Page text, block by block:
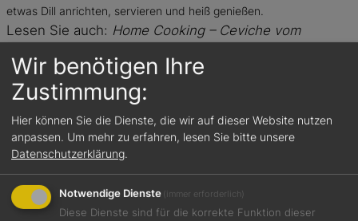
etwas Dill anrichten, servieren und heiß genießen.
Lesen Sie auch: Home Cooking – Ceviche vom
von Bobby Bräuer
Das könnte Sie auch
interessieren:
Wir benötigen Ihre
Zustimmung:
Hier können Sie die Dienste, die wir auf dieser Website nutzen
anpassen. Um mehr zu erfahren, lesen Sie bitte unsere
Datenschutzerklärung.
Notwendige Dienste (immer erforderlich)
Diese Dienste sind für die korrekte Funktion dieser